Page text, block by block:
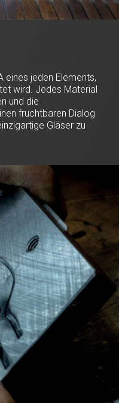
eines jeden Elements,
wird. Jedes Material
und die
fruchtbaren Dialog
Gläser zu